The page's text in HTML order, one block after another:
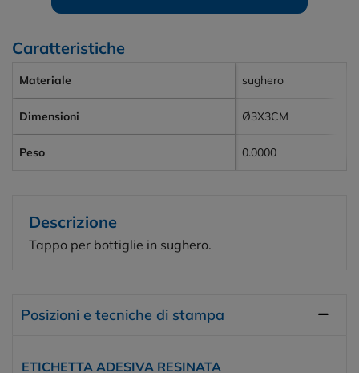
Caratteristiche
Materiale sughero
Dimensioni Ø3X3CM
Peso 0.0000
Descrizione
Tappo per bottiglie in sughero.
Posizioni e tecniche di stampa
ETICHETTA ADESIVA RESINATA